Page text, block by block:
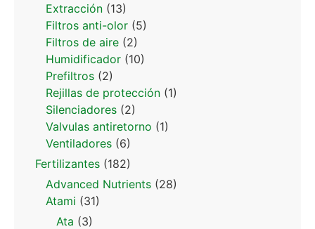
Extracción (13)
Filtros anti-olor (5)
Filtros de aire (2)
Humidificador (10)
Prefiltros (2)
Rejillas de protección (1)
Silenciadores (2)
Valvulas antiretorno (1)
Ventiladores (6)
Fertilizantes (182)
Advanced Nutrients (28)
Atami (31)
Ata (3)